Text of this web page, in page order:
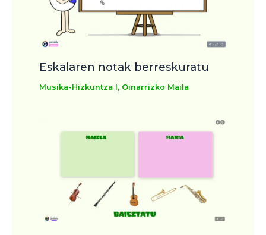
Eskalaren notak berreskuratu
Musika-Hizkuntza I, Oinarrizko Maila